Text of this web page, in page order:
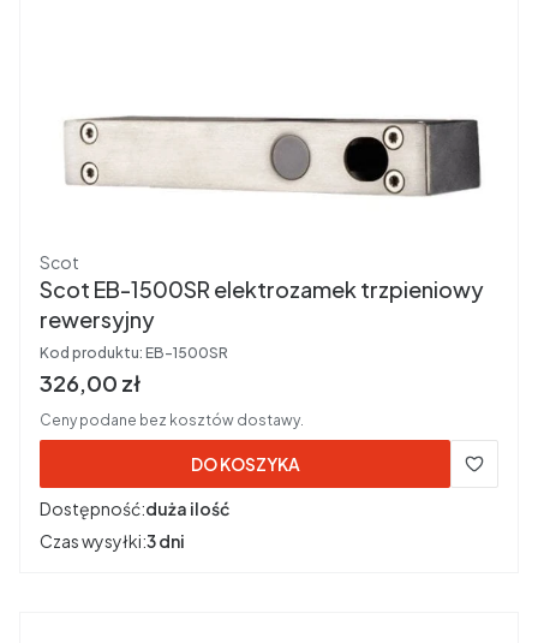
Producent
Scot
Scot EB-1500SR elektrozamek trzpieniowy
rewersyjny
Kod produktu: EB-1500SR
Cena brutto
326,00 zł
Ceny podane bez kosztów dostawy.
DO KOSZYKA
Dostępność:duża ilość
Czas wysyłki:3 dni